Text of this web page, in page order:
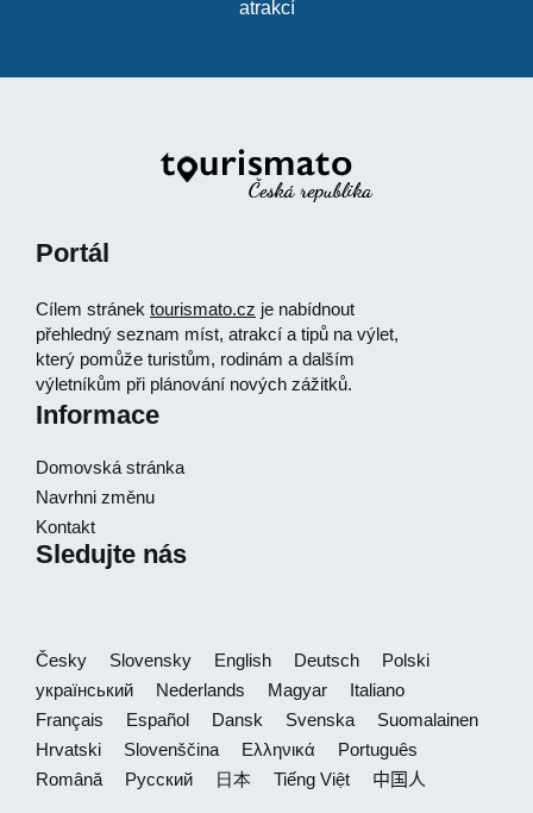
atrakcí
Portál
Cílem stránek tourismato.cz je nabídnout
přehledný seznam míst, atrakcí a tipů na výlet,
který pomůže turistům, rodinám a dalším
výletníkům při plánování nových zážitků.
Informace
Domovská stránka
Navrhni změnu
Kontakt
Sledujte nás
Česky Slovensky English Deutsch
Polski
український
Nederlands Magyar
Italiano
Français
Español Dansk Svenska
Suomalainen
Hrvatski
Slovenščina Ελληνικά
Português
Română
Русский 日本 Tiếng Việt 中国人